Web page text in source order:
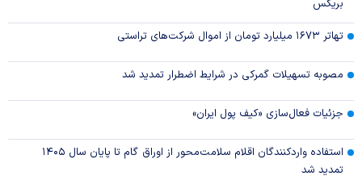
بریکس
تهاتر ۱۶۷۳ میلیارد تومان از اموال شرکت‌های تراستی
مصوبه تسهیلات گمرکی در شرایط اضطرار تمدید شد
جزئیات فعال‌سازی «کیف پول ایران»
استفاده واردکنندگان اقلام سلامت‌محور از اوراق گام تا پایان سال ۱۴۰۵
تمدید شد